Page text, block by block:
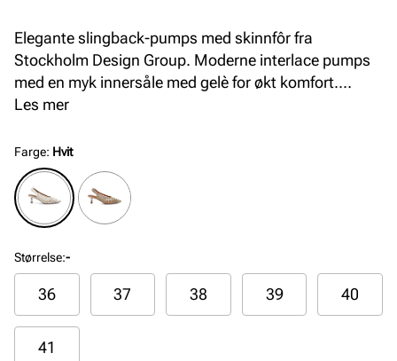
Elegante slingback-pumps med skinnfôr fra
Stockholm Design Group. Moderne interlace pumps
med en myk innersåle med gelè for økt komfort.
Avspisset silhuett i front, og en elegant og
bakremmen som gjør at pumpsen sitter pent på
foten.
Les mer
Farge: Hvit
Størrelse:-
36 37 38 39 40
41